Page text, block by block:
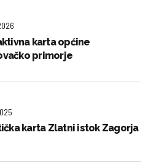
karta općine
primorje
karta Zlatni istok Zagorja